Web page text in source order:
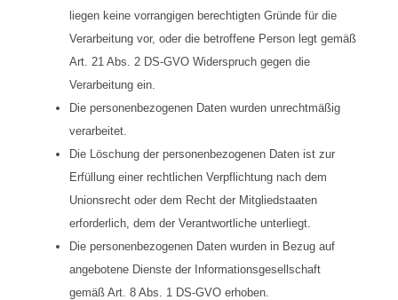
liegen keine vorrangigen berechtigten Gründe für die
Verarbeitung vor, oder die betroffene Person legt gemäß
Art. 21 Abs. 2 DS-GVO Widerspruch gegen die
Verarbeitung ein.
Die personenbezogenen Daten wurden unrechtmäßig
verarbeitet.
Die Löschung der personenbezogenen Daten ist zur
Erfüllung einer rechtlichen Verpflichtung nach dem
Unionsrecht oder dem Recht der Mitgliedstaaten
erforderlich, dem der Verantwortliche unterliegt.
Die personenbezogenen Daten wurden in Bezug auf
angebotene Dienste der Informationsgesellschaft
gemäß Art. 8 Abs. 1 DS-GVO erhoben.